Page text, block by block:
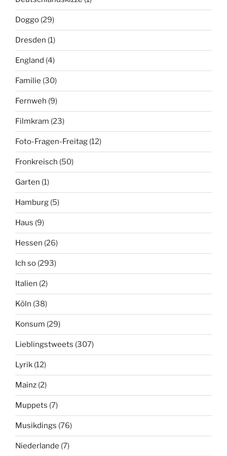
Doggo (29)
Dresden (1)
England (4)
Familie (30)
Fernweh (9)
Filmkram (23)
Foto-Fragen-Freitag (12)
Fronkreisch (50)
Garten (1)
Hamburg (5)
Haus (9)
Hessen (26)
Ich so (293)
Italien (2)
Köln (38)
Konsum (29)
Lieblingstweets (307)
Lyrik (12)
Mainz (2)
Muppets (7)
Musikdings (76)
Niederlande (7)